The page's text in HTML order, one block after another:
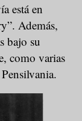
está en
Además,
bajo su
como varias